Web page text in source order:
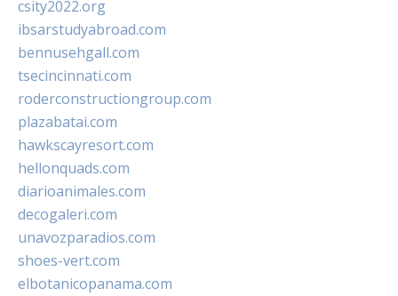
csity2022.org
ibsarstudyabroad.com
bennusehgall.com
tsecincinnati.com
roderconstructiongroup.com
plazabatai.com
hawkscayresort.com
hellonquads.com
diarioanimales.com
decogaleri.com
unavozparadios.com
shoes-vert.com
elbotanicopanama.com